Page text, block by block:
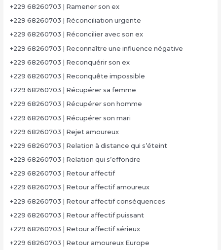
+229 68260703 | Ramener son ex
+229 68260703 | Réconciliation urgente
+229 68260703 | Réconcilier avec son ex
+229 68260703 | Reconnaître une influence négative
+229 68260703 | Reconquérir son ex
+229 68260703 | Reconquête impossible
+229 68260703 | Récupérer sa femme
+229 68260703 | Récupérer son homme
+229 68260703 | Récupérer son mari
+229 68260703 | Rejet amoureux
+229 68260703 | Relation à distance qui s’éteint
+229 68260703 | Relation qui s’effondre
+229 68260703 | Retour affectif
+229 68260703 | Retour affectif amoureux
+229 68260703 | Retour affectif conséquences
+229 68260703 | Retour affectif puissant
+229 68260703 | Retour affectif sérieux
+229 68260703 | Retour amoureux Europe